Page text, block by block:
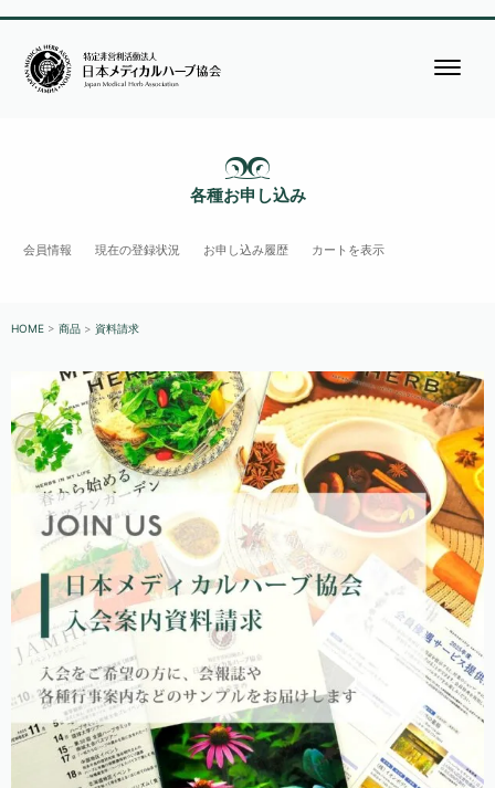
各種お申し込み
会員情報 現在の登録状況 お申し込み履歴 カートを表示
HOME > 商品 > 資料請求